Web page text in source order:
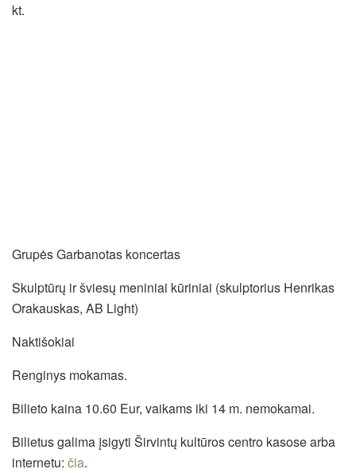
kt.
Grupės Garbanotas koncertas
Skulptūrų ir šviesų meniniai kūriniai (skulptorius Henrikas
Orakauskas, AB Light)
Naktišokiai
Renginys mokamas.
Bilieto kaina 10.60 Eur, vaikams iki 14 m. nemokamai.
Bilietus galima įsigyti Širvintų kultūros centro kasose arba
internetu: čia.